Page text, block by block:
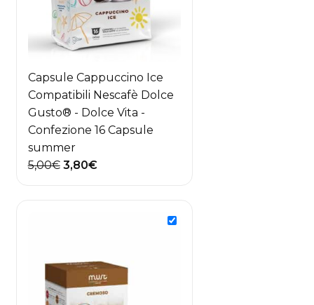
Capsule Cappuccino Ice
Compatibili Nescafè Dolce
Gusto® - Dolce Vita -
Confezione 16 Capsule
summer
5,00€ Il
3,80€Il